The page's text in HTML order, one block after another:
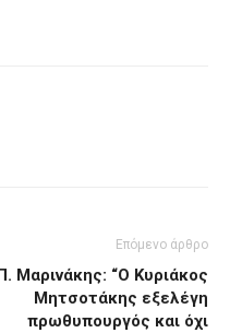
Επόμενο άρθρο
Μαρινάκης: “Ο Κυριάκος
Μητσοτάκης εξελέγη
πρωθυπουργός και όχι